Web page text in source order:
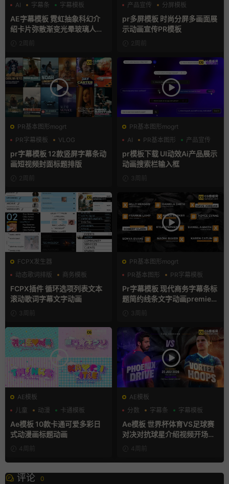
AI
字幕条 字幕模板
AE字幕模板 霓虹抽象科幻介
绍卡片弥散渐变光晕玻璃人名
2周前
产品宣传
分屏模板
品牌宣传
pr多屏模板 时尚分屏多画面展
示动画宣传PR模板
2周前
PR基本图形mogrt
PR字幕模板
VLOG
人物介绍
pr字幕模板 12款竖屏字幕条动
画短视频封面标题排版
2周前
PR基本图形mogrt
AI
PR基本图形 产品宣传
pr模板下载 UI动效Ai产品展示
动画搜索栏输入框
3周前
FCPX发生器
动态歌词排版
商务模板
字幕模板
FCPX插件 循环选项列表文本
滚动歌词字幕文字动画
3周前
PR基本图形mogrt
PR基本图形
PR字幕模板
商务模板
Pr字幕模板 现代商务字幕条标
题简约线条文字动画premiere
模板3周前
AE模板
儿童
动漫 卡通模板
Ae模板 10款卡通可爱多彩日
式动漫画标题动画
4周前
AE模板
分数
字幕条 字幕模板
Ae模板 世界杯体育VS足球赛
对决对抗球星介绍视频开场片
4周前
评论 0